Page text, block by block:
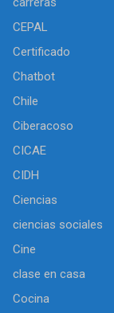
CEPAL
Certificado
Chatbot
Chile
Ciberacoso
CICAE
CIDH
Ciencias
ciencias sociales
Cine
clase en casa
Cocina